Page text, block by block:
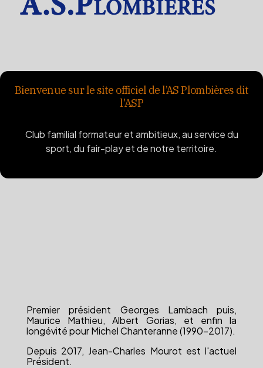
Bienvenue sur le site officiel de l’AS Plombières dit
l'ASP
Club familial formateur et ambitieux, au service du
sport, du fair-play et de notre territoire.
Premier président Georges Lambach puis,
Maurice Mathieu, Albert Gorias, et enfin la
longévité pour Michel Chanteranne (1990-2017).
Depuis 2017, Jean-Charles Mourot est l'actuel
Président.